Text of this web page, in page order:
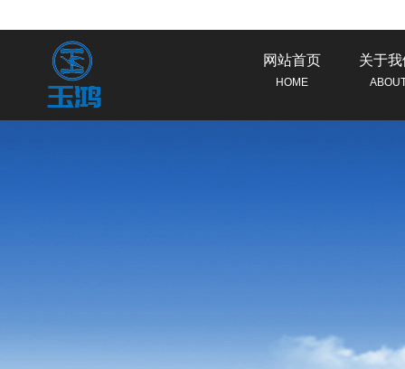
网站首页
HOME
关于